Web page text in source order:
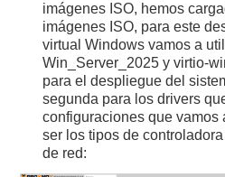
imágenes ISO, hemos
imágenes ISO, para este
virtual Windows vamos a
Win_Server_2025 y virtio-
para el despliegue del
segunda para los drivers
configuraciones que vamos
ser los tipos de
de red: